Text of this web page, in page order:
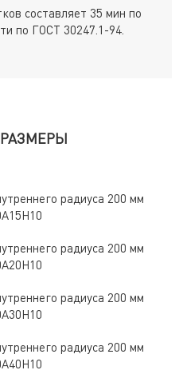
составляет 35 мин по
по ГОСТ 30247.1-94.
радиуса 200 мм
радиуса 200 мм
радиуса 200 мм
радиуса 200 мм